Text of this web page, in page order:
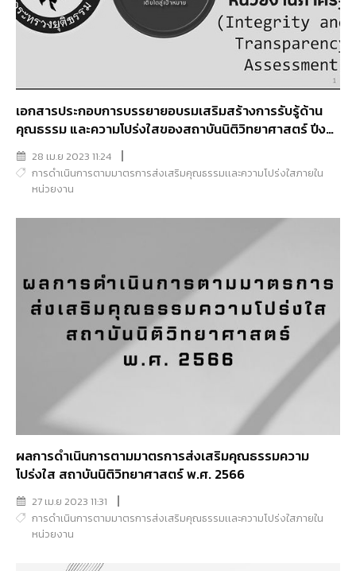
เอกสารประกอบการบรรยายอบรมเสริมสร้างการรับรู้ด้าน
คุณธรรม และความโปร่งใสของสถาบันนิติวิทยาศาสตร์ ปีงบ
256628 เม.ย 2023 11:24
การดำเนินการตามมาตรการส่งเสริมคุณธรรมเเละความโปร่งใสภายใน
หน่วยงาน
ผลการดำเนินการตามมาตรการส่งเสริมคุณธรรมความ
โปร่งใส สถาบันนิติวิทยาศาสตร์ พ.ศ. 2566
27 เม.ย 2023 11:31
การดำเนินการตามมาตรการส่งเสริมคุณธรรมเเละความโปร่งใสภายใน
หน่วยงาน